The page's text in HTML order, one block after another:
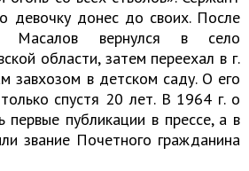
девочку донес до своих. После
Масалов вернулся в село
области, затем переехал в г.
завхозом в детском саду. О его
спустя 20 лет. В 1964 г. о
первые публикации в прессе, а в
звание Почетного гражданина